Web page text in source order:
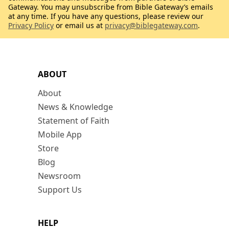
ABOUT
About
News & Knowledge
Statement of Faith
Mobile App
Store
Blog
Newsroom
Support Us
HELP
Gateway. You may unsubscribe from Bible Gateway’s emails
at any time. If you have any questions, please review our
Privacy Policy or email us at privacy@biblegateway.com.